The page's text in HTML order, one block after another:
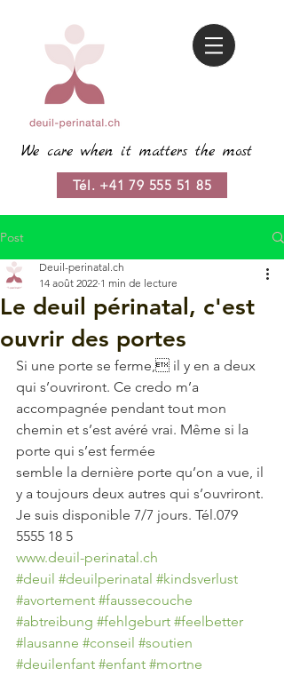
We care when it matters the most
Tél. +41 79 555 51 85
Post
Le deuil périnatal, c'est
ouvrir des portes
Deuil-perinatal.ch
14 août 2022 1 min de lecture
Si une porte se ferme, il y en a deux
qui s’ouvriront. Ce credo m’a
accompagnée pendant tout mon
chemin et s’est avéré vrai. Même si la
porte qui s’est fermée
semble la dernière porte qu’on a vue, il
y a toujours deux autres qui s’ouvriront.
Je suis disponible 7/7 jours. Tél.079
5555 18 5
www.deuil-perinatal.ch
#deuil #deuilperinatal #kindsverlust
#avortement #faussecouche
#abtreibung #fehlgeburt #feelbetter
#lausanne #conseil #soutien
#deuilenfant #enfant #mortne